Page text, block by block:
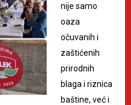
nije samo
oaza
očuvanih i
zaštićenih
prirodnih
blaga i riznica
baštine, već i